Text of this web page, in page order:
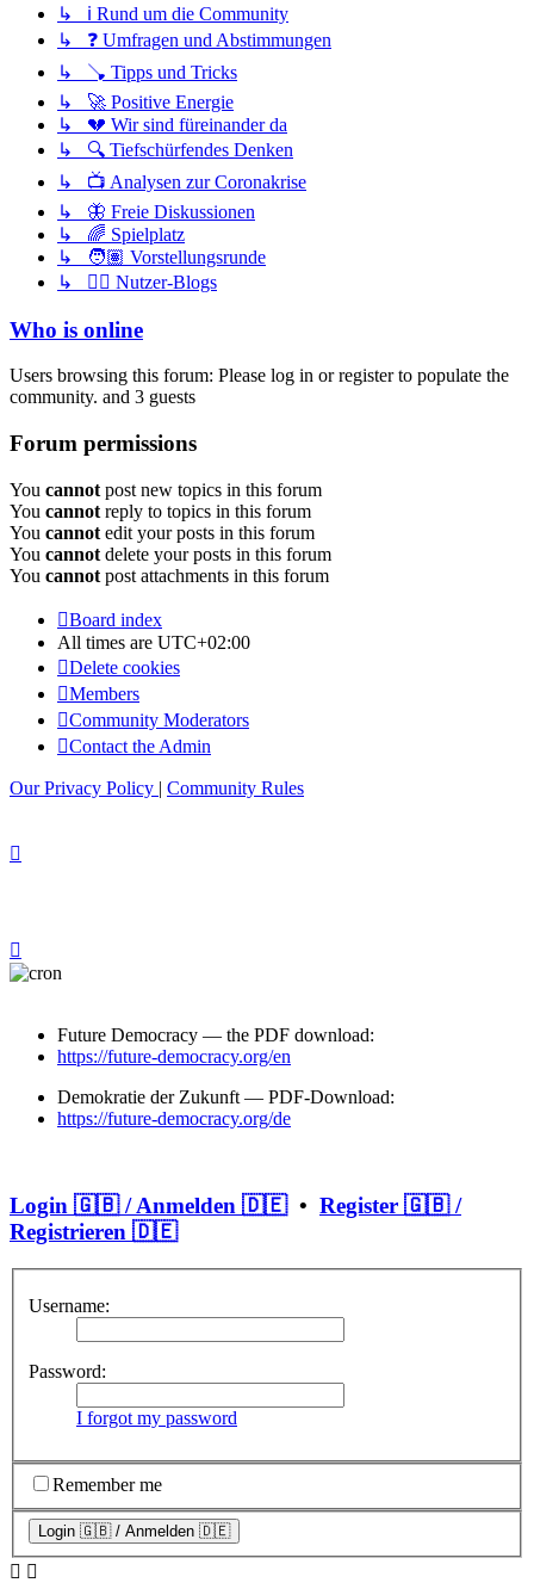
↳ ℹ️ Rund um die Community
↳ ❓ Umfragen und Abstimmungen
↳ 🪠 Tipps und Tricks
↳ 🚀 Positive Energie
↳ 💔 Wir sind füreinander da
↳ 🔍 Tiefschürfendes Denken
↳ 📺 Analysen zur Coronakrise
↳ 🦋 Freie Diskussionen
↳ 🌈 Spielplatz
↳ 🧑🏽 Vorstellungsrunde
↳ ✍🏽 Nutzer-Blogs
Who is online
Users browsing this forum: Please log in or register to populate the
community. and 3 guests
Forum permissions
You cannot post new topics in this forum
You cannot reply to topics in this forum
You cannot edit your posts in this forum
You cannot delete your posts in this forum
You cannot post attachments in this forum
Board index
All times are UTC+02:00
Delete cookies
Members
Community Moderators
Contact the Admin
Our Privacy Policy | Community Rules
Future Democracy — the PDF download:
https://future-democracy.org/en
Demokratie der Zukunft — PDF-Download:
https://future-democracy.org/de
Login 🇬🇧 / Anmelden 🇩🇪• Register 🇬🇧 /
Registrieren 🇩🇪
Username:
Password:
I forgot my password
Remember me